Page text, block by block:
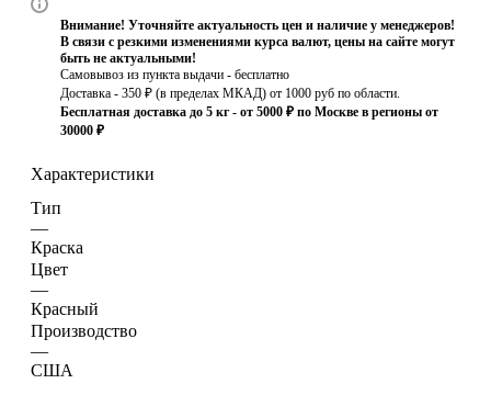
Внимание! Уточняйте актуальность цен и наличие у менеджеров!
В связи с резкими изменениями курса валют, цены на сайте могут
быть не актуальными!
Самовывоз из пункта выдачи - бесплатно
Доставка - 350 ₽ (в пределах МКАД) от 1000 руб по области.
Бесплатная доставка до 5 кг - от 5000 ₽ по Москве в регионы от
30000 ₽
Характеристики
Тип
—
Краска
Цвет
—
Красный
Производство
—
США